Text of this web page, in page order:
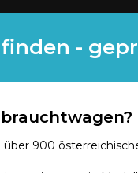
-
900